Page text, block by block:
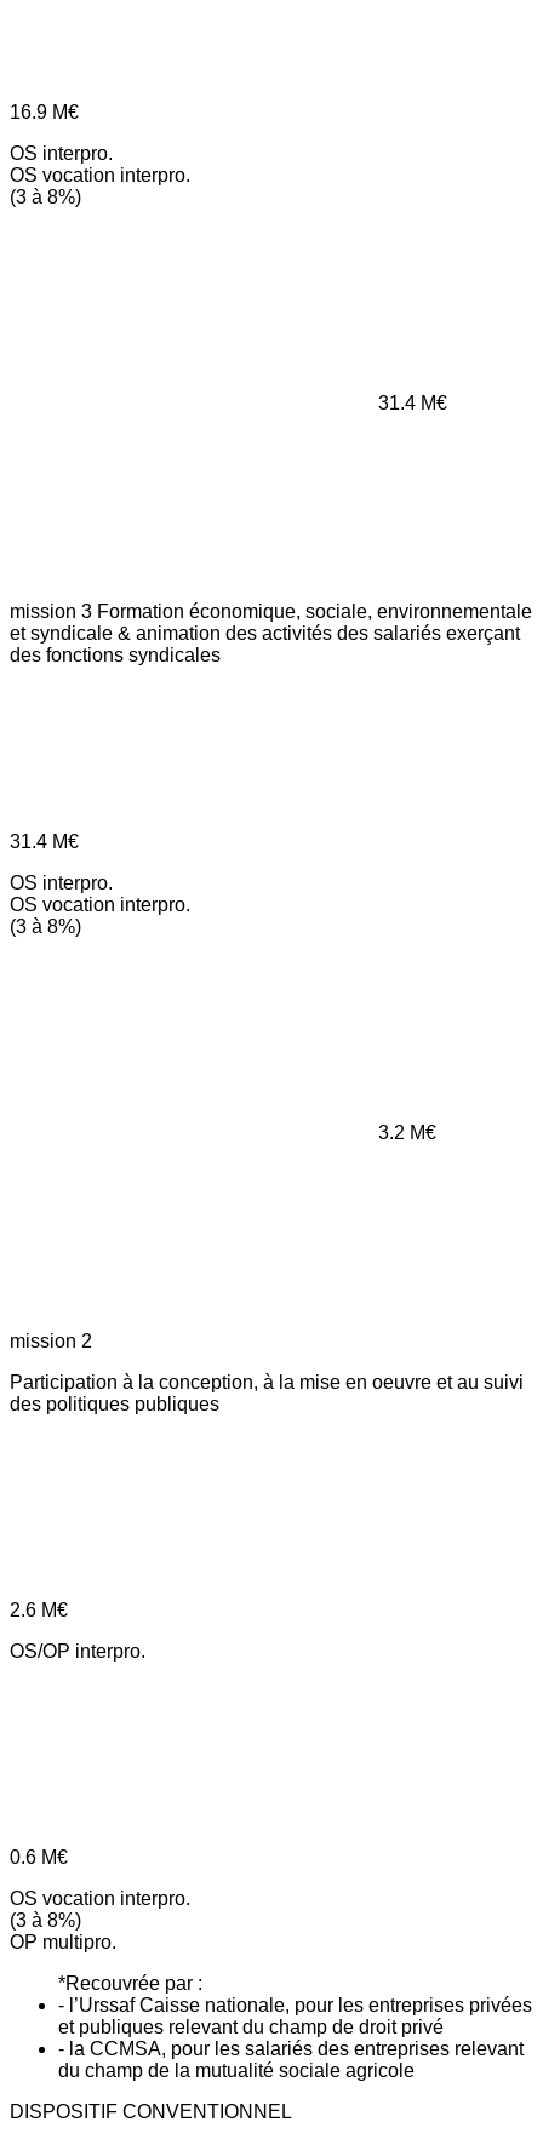
16.9 M€
OS interpro.
OS vocation interpro.
(3 à 8%)
31.4 M€
mission 3 Formation économique, sociale, environnementale
et syndicale & animation des activités des salariés exerçant
des fonctions syndicales
31.4 M€
OS interpro.
OS vocation interpro.
(3 à 8%)
3.2 M€
mission 2
Participation à la conception, à la mise en oeuvre et au suivi
des politiques publiques
2.6 M€
OS/OP interpro.
0.6 M€
OS vocation interpro.
(3 à 8%)
OP multipro.
*Recouvrée par :
- l’Urssaf Caisse nationale, pour les entreprises privées
et publiques relevant du champ de droit privé
- la CCMSA, pour les salariés des entreprises relevant
du champ de la mutualité sociale agricole
DISPOSITIF CONVENTIONNEL